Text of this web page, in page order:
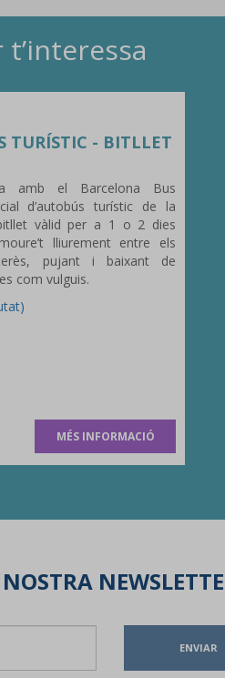
t’interessa
TURÍSTIC - BITLLET
amb el Barcelona Bus
d’autobús turístic de la
vàlid per a 1 o 2 dies
lliurement entre els
pujant i baixant de
com vulguis.
MÉS INFORMACIÓ
ENVIAR